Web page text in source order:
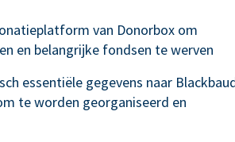
van Donorbox om
en belangrijke fondsen te werven
essentiële gegevens naar
te worden georganiseerd en